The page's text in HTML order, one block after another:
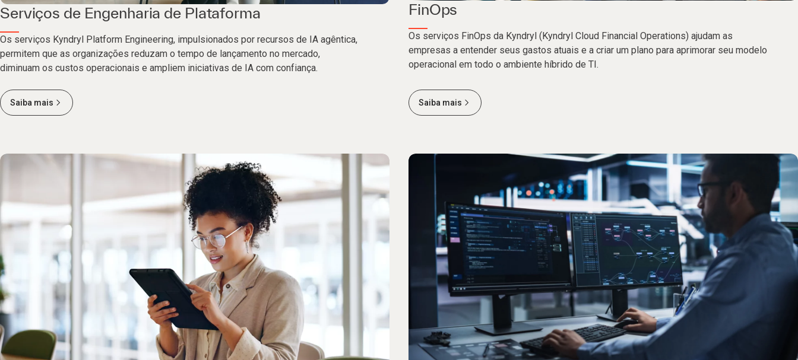
Serviços de Engenharia de Plataforma
Os serviços Kyndryl Platform Engineering, impulsionados por recursos de IA agêntica,
permitem que as organizações reduzam o tempo de lançamento no mercado,
diminuam os custos operacionais e ampliem iniciativas de IA com confiança.
Saiba mais
FinOps
Os serviços FinOps da Kyndryl (Kyndryl Cloud Financial Operations) ajudam as
empresas a entender seus gastos atuais e a criar um plano para aprimorar seu modelo
operacional em todo o ambiente híbrido de TI.
Saiba mais